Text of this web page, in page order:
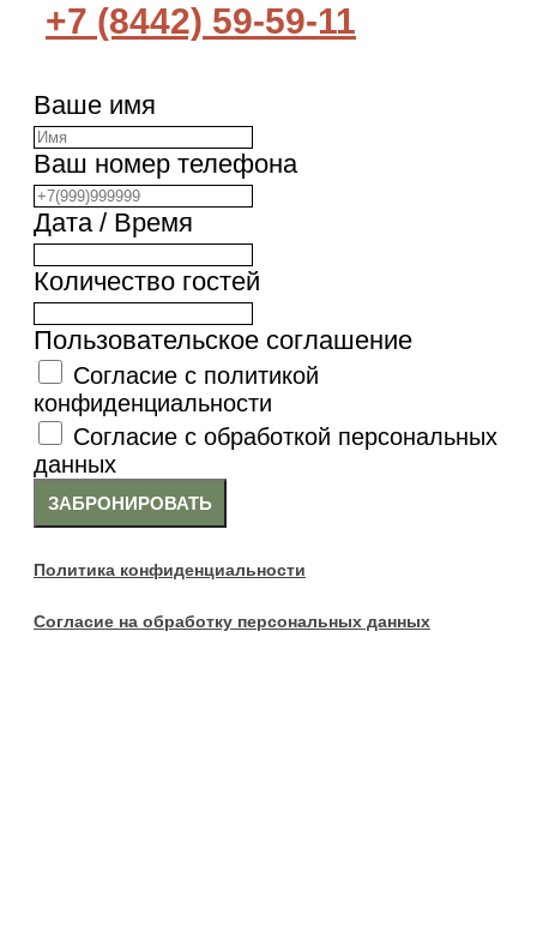
+7 (8442) 59-59-11
Ваше имя
Ваш номер телефона
Дата / Время
Количество гостей
Пользовательское соглашение
Согласие с политикой
конфиденциальности
Согласие с обработкой персональных
данных
ЗАБРОНИРОВАТЬ
Политика конфиденциальности
Согласие на обработку персональных данных